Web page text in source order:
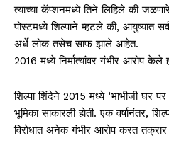
त्याच्या कॅप्शनमध्ये तिने लिहिले की
पोस्टमध्ये शिल्पाने म्हटले की, आयुष्यात
अर्धे लोक तसेच साफ झाले आहेत.
2016 मध्ये निर्मात्यांवर गंभीर आरोप केले
शिल्पा शिंदेने 2015 मध्ये ‘भाभीजी घर पर
भूमिका साकारली होती. एक वर्षानंतर,
विरोधात अनेक गंभीर आरोप करत